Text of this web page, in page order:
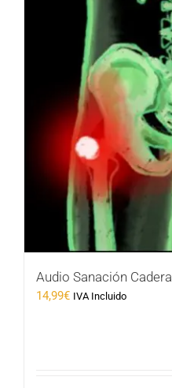
Audio Sanación Cadera
14,99€ IVA Incluido